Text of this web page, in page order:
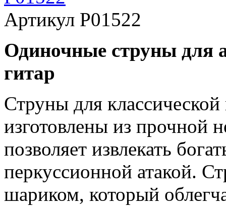
Артикул P01522
Одиночные струны для
гитар
Струны для
изготовлены из прочной
позволяет извлекать
перкуссионной атакой.
шариком, который